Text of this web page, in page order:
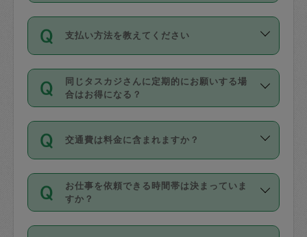
利用ください。機能をご利用いただくに
の上事前申請することが必要です。な
お、3時間を下回っても、値引き等はござ
いません。
11種類の価格帯の中からタスカジさん自
身が価格を選んで設定しています。
タスカジさんの価格設定には最初は制限
があり、レビュー件数、レビューの平均
値、などで除々に設定可能な最高額が上
がっていく仕組みになっています。
支払い方法を教えてください
お支払方法はクレジットカード（Visa／
Master／JCB／AMERICAN EXPRESS／
Diners Club）のみとなります。
を行う際にご入力ください。プロフィー
ル登録時にはご入力いただかなくても大
丈夫です。
デビットカード・プリペイドカード（Vプ
リカ、au WALLETなど）は支払にはご利
同じタスカジさんに定期的にお願いする場
合はお得になる？
依頼には「スポット」と「定期（毎週｜
隔週）」があり、「定期」の依頼は「ス
ポット」よりお得な料金でご利用できま
す。
定期の最低利用回数は設けていない代わ
りに、一定数を超えたキャンセルは有償
交通費は料金に含まれますか？
交通費は依頼料金とは別途発生し、依頼
料金のご請求と合わせてお支払いとなり
ます。交通費の金額は「依頼の詳細」に
お仕事を依頼できる時間帯は決まっていま
すか？
時間帯は3種類あります。いずれも１回あ